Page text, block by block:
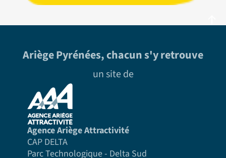
Ariège Pyrénées, chacun s'y retrouve
un site de
Agence Ariège Attractivité
CAP DELTA
Parc Technologique - Delta Sud